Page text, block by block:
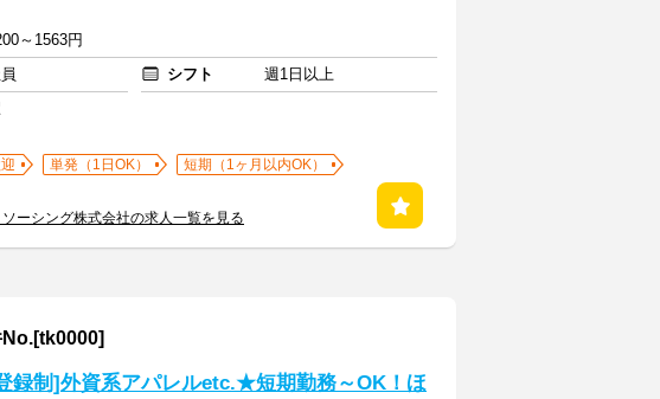
～1563円
シフト
週1日以上
単発（1日OK）
短期（1ヶ月以内OK）
ーシング株式会社の求人一覧を見る
録制]外資系アパレルetc.★短期勤務～OK！ほ